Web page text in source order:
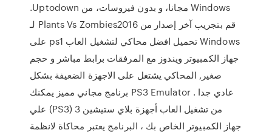
Windows مجانا، و بدون فيروسات، من Uptodown.
قم بتجريب آخر إصدار من Plants Vs Zombies2016 لـ
Windows تحميل افضل محاكي لتشغيل العاب ps1 على
جهاز الكمبيوتر ويندوز مع المرفقات برابط مباشر و حجم
صغير, المحاكي يشتغل على الاجهزة الضعيفة بشكل
عادي جدا . PS3 Emulator برنامج مجاني مميز يمكنك
من تشغيل العاب أجهزة بلاي ستيشين 3 (PS3) علي
جهاز الكمبيوتر الخاص بك ، البرنامج يعتبر محاكاة لانظمة